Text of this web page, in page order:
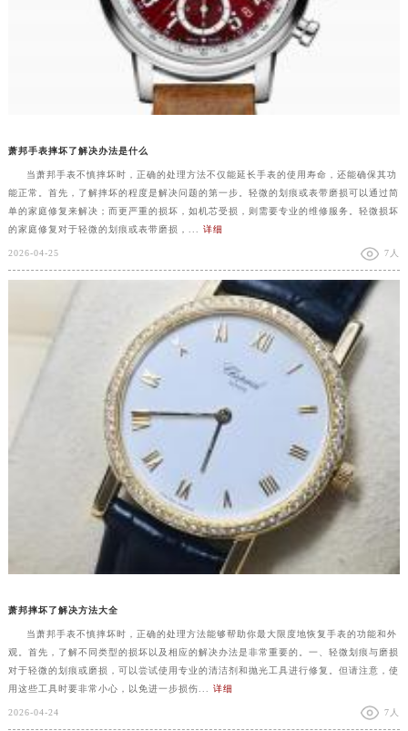
萧邦手表摔坏了解决办法是什么
当萧邦手表不慎摔坏时，正确的处理方法不仅能延长手表的使用寿命，还能确保其功
能正常。首先，了解摔坏的程度是解决问题的第一步。轻微的划痕或表带磨损可以通过简
单的家庭修复来解决；而更严重的损坏，如机芯受损，则需要专业的维修服务。轻微损坏
的家庭修复对于轻微的划痕或表带磨损，... 详细
2026-04-25 7人
萧邦摔坏了解决方法大全
当萧邦手表不慎摔坏时，正确的处理方法能够帮助你最大限度地恢复手表的功能和外
观。首先，了解不同类型的损坏以及相应的解决办法是非常重要的。一、轻微划痕与磨损
对于轻微的划痕或磨损，可以尝试使用专业的清洁剂和抛光工具进行修复。但请注意，使
用这些工具时要非常小心，以免进一步损伤... 详细
2026-04-24 7人